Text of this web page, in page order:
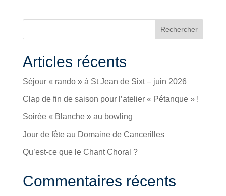
Rechercher
Articles récents
Séjour « rando » à St Jean de Sixt – juin 2026
Clap de fin de saison pour l’atelier « Pétanque » !
Soirée « Blanche » au bowling
Jour de fête au Domaine de Cancerilles
Qu’est-ce que le Chant Choral ?
Commentaires récents